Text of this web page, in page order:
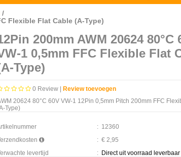
/
Flexible Flat Cable (A-Type)
200mm AWM 20624 80°C
1 0,5mm FFC Flexible Flat
Type)
0 Review |
Review toevoegen
20624 80°C 60V VW-1 12Pin 0,5mm Pitch 200mm FFC
Type)
: 12360
: € 2,95
levertijd
: Direct uit voorraad leverbaar